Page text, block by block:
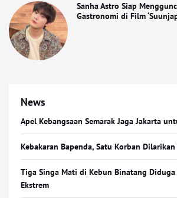
Sanha Astro Siap
Gastronomi di Film
News
Apel Kebangsaan Semarak Jaga Jakarta
Kebakaran Bapenda, Satu Korban
Tiga Singa Mati di Kebun Binatang Diduga
Ekstrem